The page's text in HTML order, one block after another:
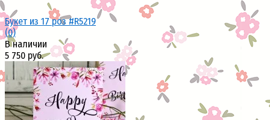
Букет из 17 роз #R5219
(0)
В наличии
5 750 руб.